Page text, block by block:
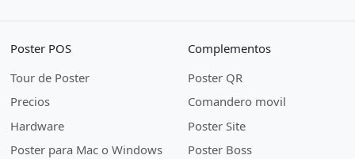
Poster POS
Tour de Poster
Precios
Hardware
Poster para Mac o Windows
Complementos
Poster QR
Comandero movil
Poster Site
Poster Boss